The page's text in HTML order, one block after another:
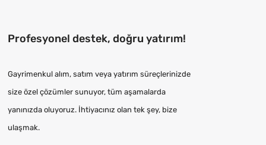
Profesyonel destek, doğru yatırım!
Gayrimenkul alım, satım veya yatırım süreçlerinizde
size özel çözümler sunuyor, tüm aşamalarda
yanınızda oluyoruz. İhtiyacınız olan tek şey, bize
ulaşmak.